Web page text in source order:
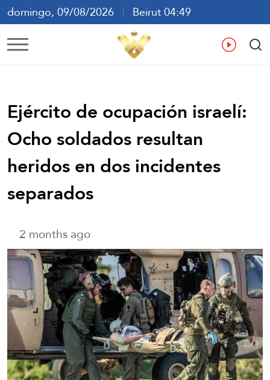
domingo, 09/08/2026
Beirut 04:49
ع En
Ejército de ocupación israelí:
Ocho soldados resultan
heridos en dos incidentes
separados
2 months ago